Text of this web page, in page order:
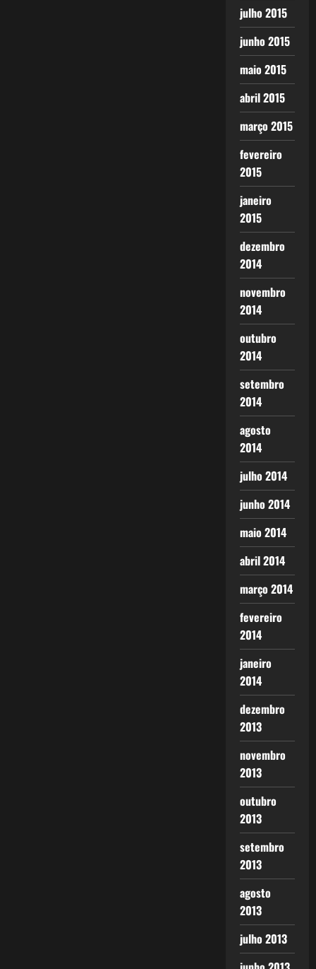
julho 2015
junho 2015
maio 2015
abril 2015
março 2015
fevereiro
2015
janeiro
2015
dezembro
2014
novembro
2014
outubro
2014
setembro
2014
agosto
2014
julho 2014
junho 2014
maio 2014
abril 2014
março 2014
fevereiro
2014
janeiro
2014
dezembro
2013
novembro
2013
outubro
2013
setembro
2013
agosto
2013
julho 2013